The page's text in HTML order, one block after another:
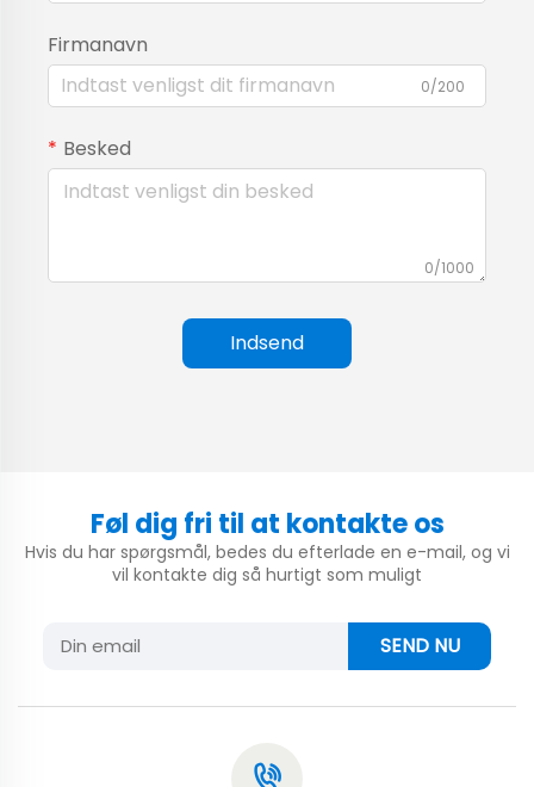
Firmanavn
0/200
Besked
0/1000
Indsend
Føl dig fri til at kontakte os
Hvis du har spørgsmål, bedes du efterlade en e-mail, og vi
vil kontakte dig så hurtigt som muligt
SEND NU